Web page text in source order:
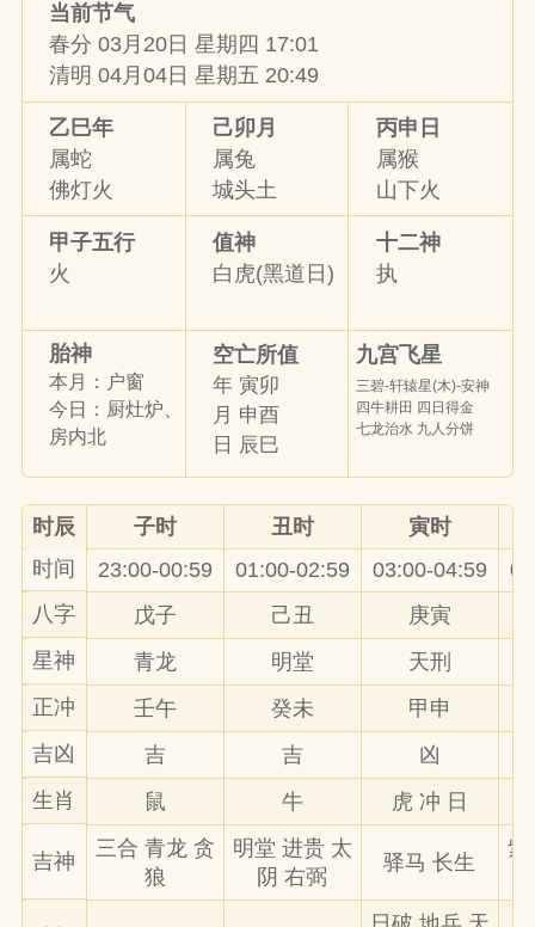
当前节气
春分 03月20日 星期四 17:01
清明 04月04日 星期五 20:49
乙巳年
属蛇
佛灯火
己卯月
属兔
城头土
丙申日
属猴
山下火
甲子五行
火
值神
白虎(黑道日)
十二神
执
胎神
本月：户窗
今日：厨灶炉、
房内北
空亡所值
年 寅卯
月 申酉
日 辰巳
九宫飞星
三碧-轩辕星(木)-安神
四牛耕田 四日得金
七龙治水 九人分饼
时辰 子时 丑时
寅时
时间
23:00-00:59 01:00-02:59 03:00-04:59
八字
戊子 己丑
庚寅
星神
青龙 明堂
天刑
正冲
壬午 癸未
甲申
吉凶
吉 吉
凶
生肖
鼠 牛 虎 冲 日
吉神
三合 青龙 贪
狼
明堂 进贵 太
阴 右弼
驿马 长生
紫